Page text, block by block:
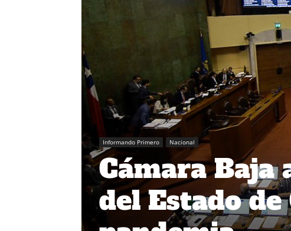
Informando Primero Nacional
Cámara Baja
del Estado